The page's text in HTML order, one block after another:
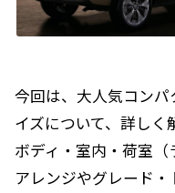
今回は、大人気コン
イズについて、詳しく
ボディ・室内・荷室
アレンジやグレード